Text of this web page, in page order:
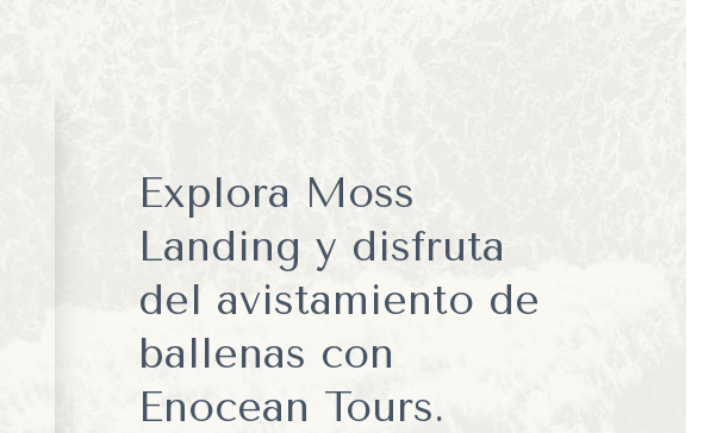
Explora Moss
Landing y disfruta
del avistamiento de
ballenas con
Enocean Tours.